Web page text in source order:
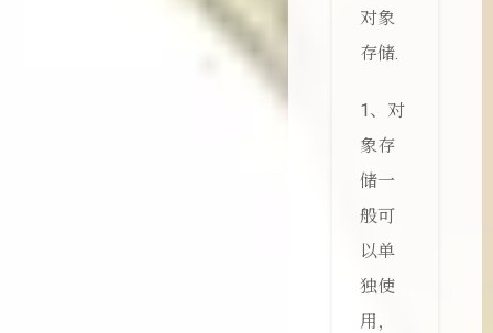
对象
存储.
1、对
象存
储一
般可
以单
独使
用，